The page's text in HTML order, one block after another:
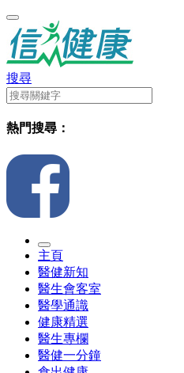
搜尋
熱門搜尋：
主頁
醫健新知
醫生會客室
醫學通識
健康精選
醫生專欄
醫健一分鐘